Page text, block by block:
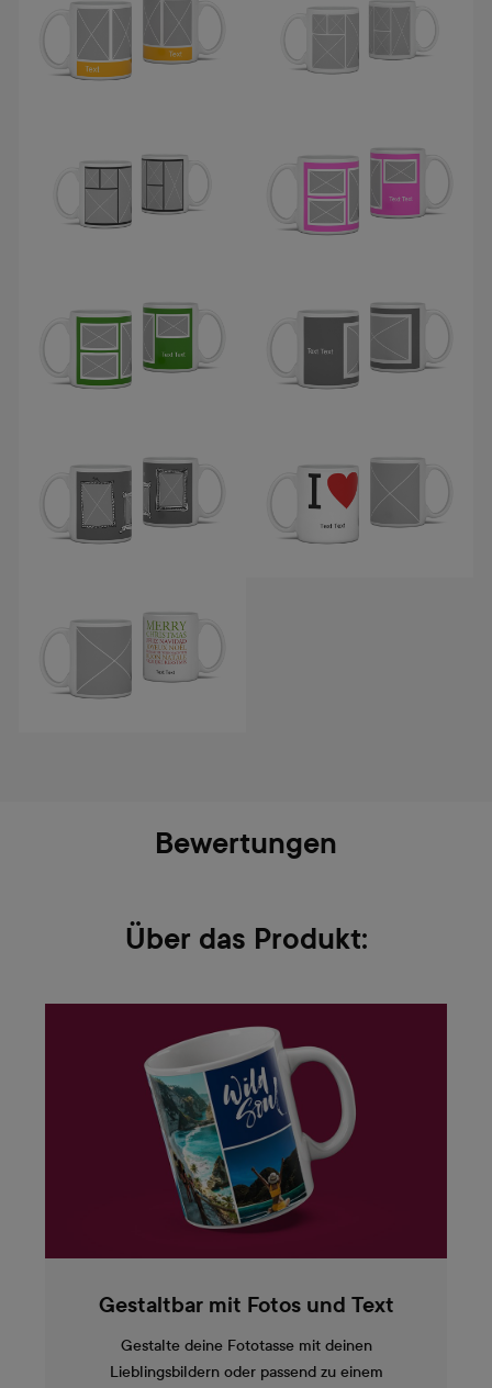
Bewertungen
Über das Produkt:
Gestaltbar mit Fotos und Text
Gestalte deine Fototasse mit deinen
Lieblingsbildern oder passend zu einem